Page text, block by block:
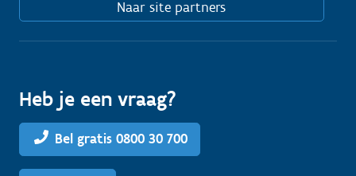
Naar site partners
Heb je een vraag?
Bel gratis 0800 30 700